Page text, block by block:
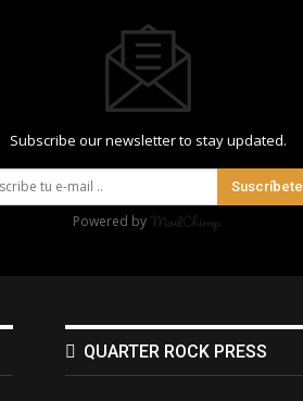
Subscribe our newsletter to stay updated.
Suscríbete
Powered by
QUARTER ROCK PRESS